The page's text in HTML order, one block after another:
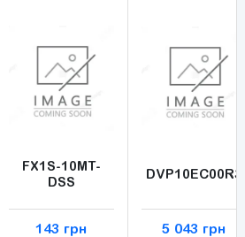
FX1S-10MT-
DSS
143 грн
DVP10EC00R3
5 043 грн